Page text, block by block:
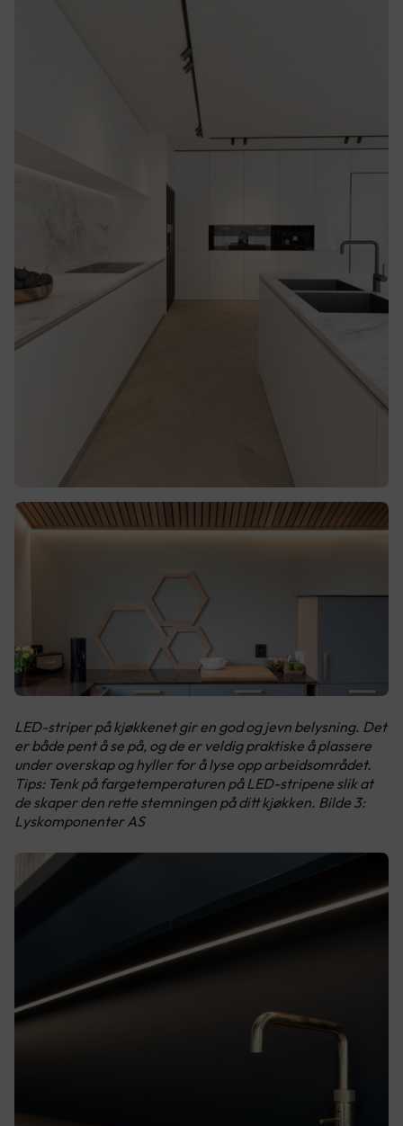
LED-striper på kjøkkenet gir en god og jevn belysning. Det
er både pent å se på, og de er veldig praktiske å plassere
under overskap og hyller for å lyse opp arbeidsområdet.
Tips: Tenk på fargetemperaturen på LED-stripene slik at
de skaper den rette stemningen på ditt kjøkken. Bilde 3:
Lyskomponenter AS